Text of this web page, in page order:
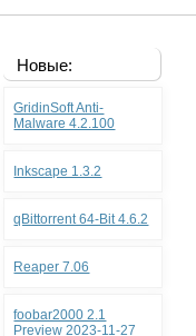
Новые:
GridinSoft Anti-
Malware 4.2.100
Inkscape 1.3.2
qBittorrent 64-Bit 4.6.2
Reaper 7.06
foobar2000 2.1
Preview 2023-11-27